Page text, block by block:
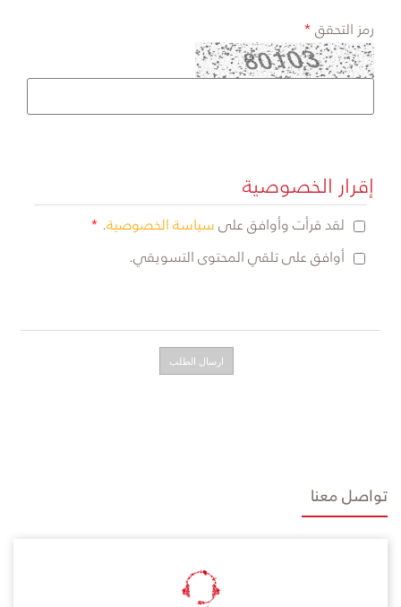
رمز التحقق
إقرار الخصوصية
لقد قرأت وأوافق علىسياسة الخصوصية.
أوافق على تلقي المحتوى التسويقي.
تواصل معنا